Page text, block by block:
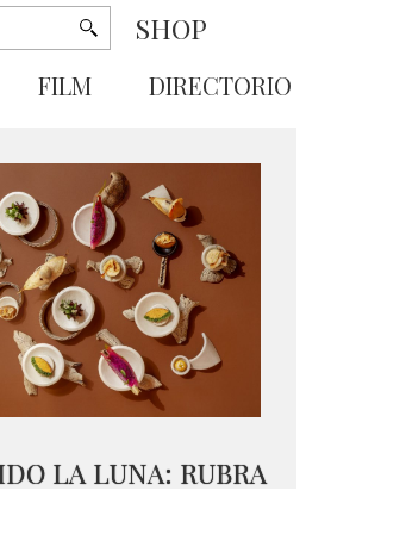
SHOP
FILM DIRECTORIO
LA LUNA: RUBRA